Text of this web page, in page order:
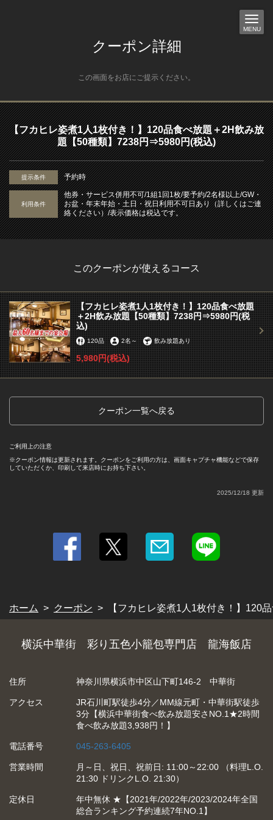
MENU
クーポン詳細
この画面をお店にご提示ください。
【フカヒレ姿煮1人1枚付き！】120品食べ放題＋2H飲み放
題【50種類】7238円⇒5980円(税込)
提示条件 予約時
利用条件
他券・サービス併用不可/1組1回1枚/要予約/2名様以上/GW・
お盆・年末年始・土日・祝日利用不可日あり（詳しくはご連
絡ください）/表示価格は税込です。
このクーポンが使えるコース
【フカヒレ姿煮1人1枚付き！】120品食べ放題
＋2H飲み放題【50種類】7238円⇒5980円(税
込)
120品 2名～ 飲み放題あり
5,980円(税込)
クーポン一覧へ戻る
ご利用上の注意
クーポン情報は更新されます。クーポンをご利用の方は、画面キャプチャ機能などで保存
していただくか、印刷して来店時にお持ち下さい。
2025/12/18 更新
ホーム クーポン 【フカヒレ姿煮1人1枚付き！】120
【フカヒレ姿煮1人1枚付き！】120品食べ放題＋2H飲み放
題【50種類】7238円⇒5980円(税込) | 横浜中華街 彩り五
https://ryukaihanten.owst.jp/coupons/183222844
横浜中華街 彩り五色小籠包専門店 龍海飯店
住所 神奈川県横浜市中区山下町146-2 中華街
アクセス
JR石川町駅徒歩4分／MM線元町・中華街駅徒歩
3分【横浜中華街食べ飲み放題安さNO.1★2時間
食べ飲み放題3,938円！】
電話番号 045-263-6405
営業時間
月～日、祝日、祝前日: 11:00～22:00 （料理L.O.
21:30 ドリンクL.O. 21:30）
定休日
年中無休 ★【2021年/2022年/2023/2024年全国
総合ランキング予約連続7年NO.1】